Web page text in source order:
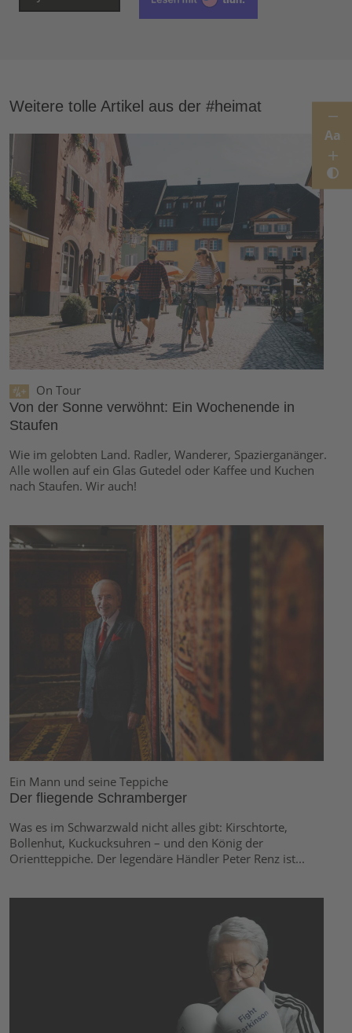
Aa
Weitere tolle Artikel aus der #heimat
On Tour
Von der Sonne verwöhnt: Ein Wochenende in
Staufen
Wie im gelobten Land. Radler, Wanderer, Spazierganänger.
Alle wollen auf ein Glas Gutedel oder Kaffee und Kuchen
nach Staufen. Wir auch!
Ein Mann und seine Teppiche
Der fliegende Schramberger
Was es im Schwarzwald nicht alles gibt: Kirschtorte,
Bollenhut, Kuckucksuhren – und den König der
Orientteppiche. Der legendäre Händler Peter Renz ist...